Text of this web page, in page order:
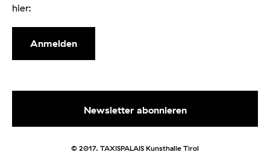
hier:
Anmelden
© 2017. TAXISPALAIS Kunsthalle Tirol